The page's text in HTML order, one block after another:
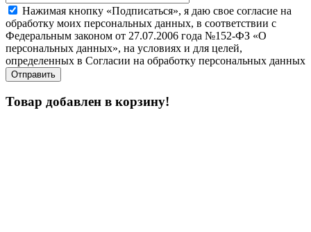
Нажимая кнопку «Подписаться», я даю свое согласие на
обработку моих персональных данных, в соответствии с
Федеральным законом от 27.07.2006 года №152-ФЗ «О
персональных данных», на условиях и для целей,
определенных в Согласии на обработку персональных данных
Товар добавлен в корзину!